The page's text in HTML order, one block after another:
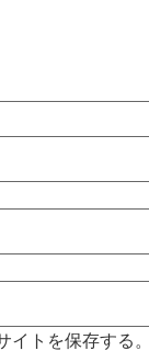
トを保存する。